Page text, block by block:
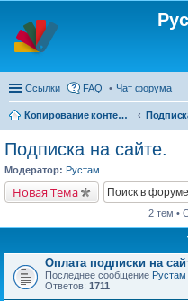
Ссылки FAQ Чат форума
Копирование контента с сайта Rustamcolor.ru - запрещено !!!
Подписка на сайте.
Модератор: Рустам
Новая Тема
2 тем •
Оплата подписки на
Последнее сообщение Рустам
Ответов: 1711